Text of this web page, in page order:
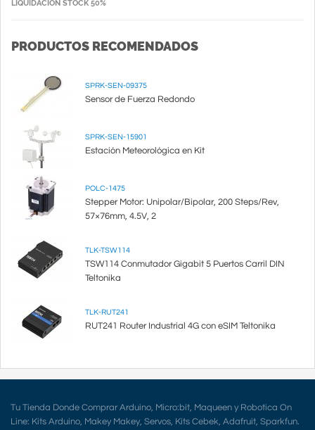
LIQUIDACIÓN STOCK 50%
PRODUCTOS RECOMENDADOS
SPRK-SEN-09375
Sensor de Fuerza Redondo
SPRK-SEN-15901
Estación Meteorológica en Kit
POLC-1475
Stepper Motor: Unipolar/Bipolar, 200 Steps/Rev,
57×76mm, 4.5V, 2
TLK-TSW114
TSW114 Conmutador Gigabit 5 Puertos Carril DIN
Teltonika
TLK-RUT241
RUT241 Router Industrial 4G con eSIM Teltonika
Tu Tienda Donde Comprar Arduino, Micro:bit, Maqueen y Robotica On
Line: Kits Arduino, Makey Makey, Servos, Kits Cebek, Adafruit, Sparkfun.